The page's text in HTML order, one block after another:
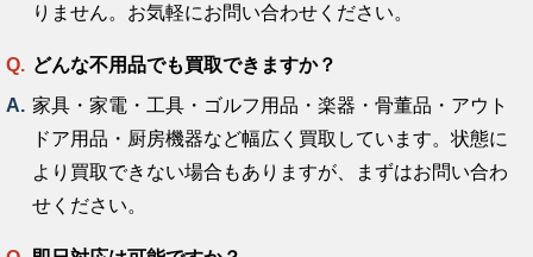
りません。お気軽にお問い合わせください。
どんな不用品でも買取できますか？
家具・家電・工具・ゴルフ用品・楽器・骨董品・アウト
ドア用品・厨房機器など幅広く買取しています。状態に
より買取できない場合もありますが、まずはお問い合わ
せください。